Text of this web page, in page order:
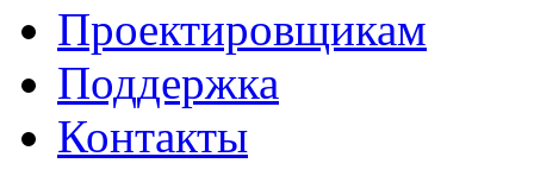
Проектировщикам
Поддержка
Контакты